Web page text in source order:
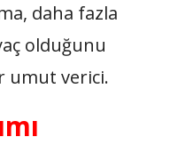
daha fazla
olduğunu
umut verici.